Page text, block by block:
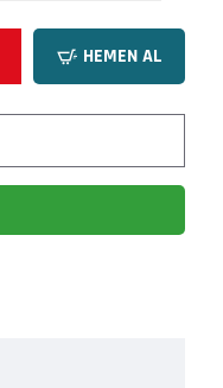
HEMEN AL